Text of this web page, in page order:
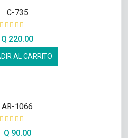
C-735
Q 220.00
AL CARRITO
AR-1066
Q 90.00